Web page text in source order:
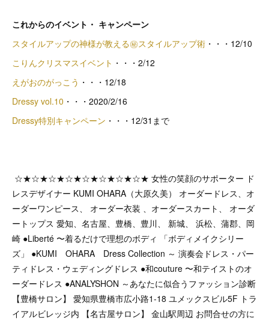
これからのイベント・ キャンペーン
スタイルアップの神様が教える㊙スタイルアップ術 ・・・12/10
こりんクリスマスイベント ・・・2/12
えがおのがっこう ・・・12/18
Dressy vol.10 ・・・2020/2/16
Dressy特別キャンペーン ・・・12/31まで
☆★☆★☆★☆★☆★☆★☆★☆★ 女性の笑顔のサポーター ド
レスデザイナー KUMI OHARA（大原久美） オーダードレス、オ
ーダーワンピース、 オーダー衣装 、オーダースカート、 オーダ
ートップス 愛知、名古屋、豊橋、豊川、 新城、 浜松、蒲郡、岡
崎 ●Liberté 〜着るだけで理想のボディ 「ボディメイクシリー
ズ」 ●KUMI OHARA Dress Collection ～ 演奏会ドレス・パー
ティドレス・ウェディングドレス ●和couture 〜和テイストのオ
ーダードレス ●ANALYSHON ～あなたに似合うファッション診断
【豊橋サロン】 愛知県豊橋市広小路1-18 ユメックスビル5F トラ
イアルビレッジ内 【名古屋サロン】 金山駅周辺 お問合せの方に